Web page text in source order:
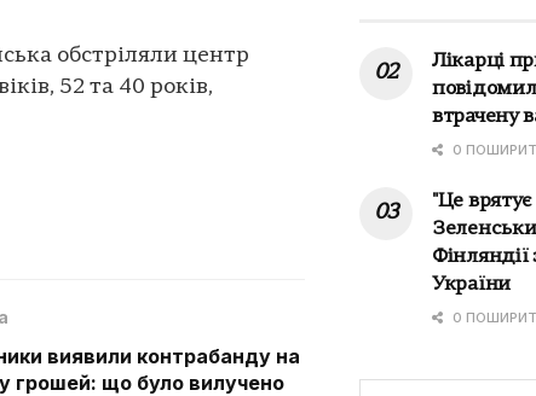
обстріляли центр
52 та 40 років,
виявили контрабанду на
грошей: що було вилучено
Лікарці
втрачену
0
"Це врятує
Фінляндії
України
0